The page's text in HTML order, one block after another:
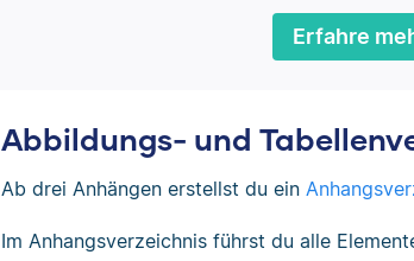
Erfahre
Abbildungs- und
Ab drei Anhängen erstellst du ein
Im Anhangsverzeichnis führst du alle